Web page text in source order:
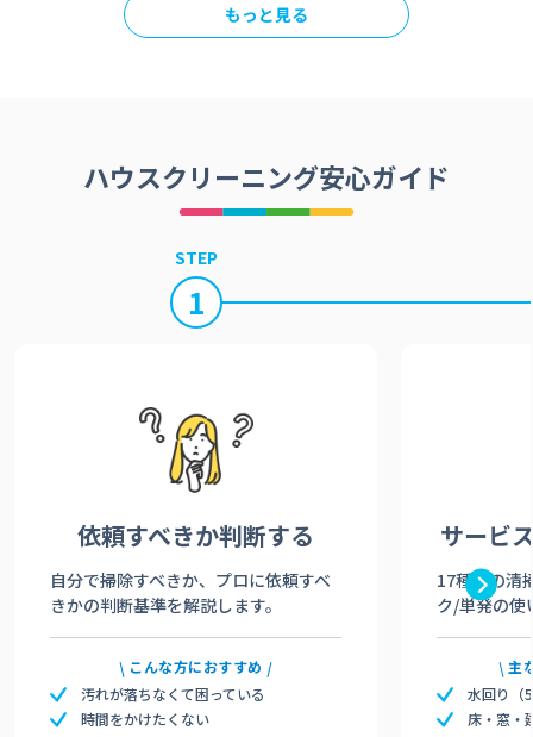
もっと見る
ハウスクリーニング安心ガイド
STEP
1
依頼すべきか判断する
自分で掃除すべきか、プロに依頼すべ
きかの判断基準を解説します。
こんな方におすすめ
汚れが落ちなくて困っている
時間をかけたくない
サービ
17種類の清
ク/単発の使
主
水回り（
床・窓・